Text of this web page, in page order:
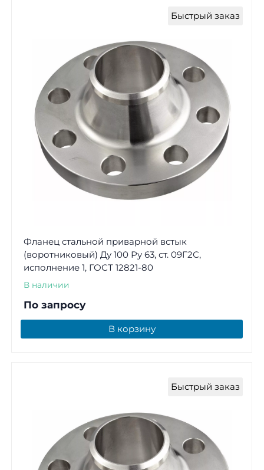
Быстрый заказ
Фланец стальной приварной встык
(воротниковый) Ду 100 Ру 63, ст. 09Г2С,
исполнение 1, ГОСТ 12821-80
В наличии
По запросу
В корзину
Быстрый заказ